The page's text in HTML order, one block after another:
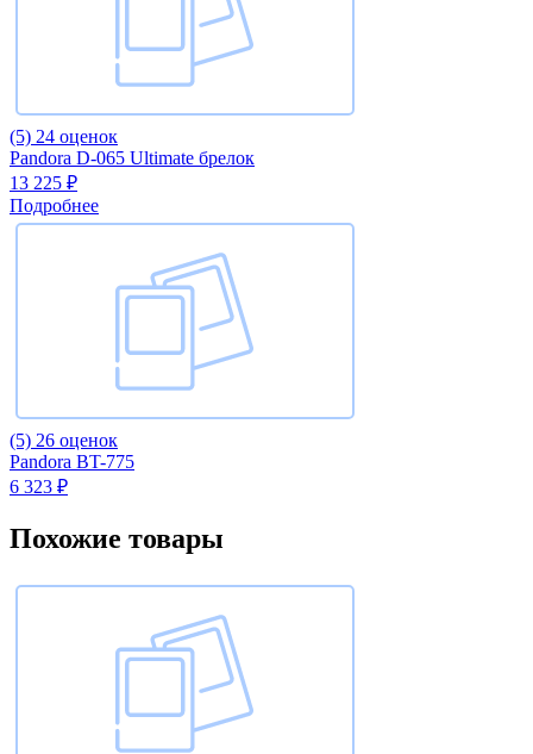
(5) 24 оценок
Pandora D-065 Ultimate брелок
13 225 ₽
Подробнее
(5) 26 оценок
Pandora BT-775
6 323 ₽
Похожие товары